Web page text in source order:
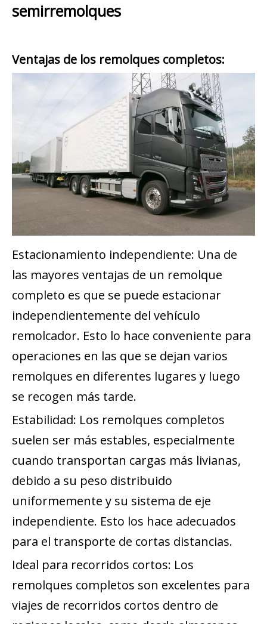
semirremolques
Ventajas de los remolques completos:
Estacionamiento independiente: Una de
las mayores ventajas de un remolque
completo es que se puede estacionar
independientemente del vehículo
remolcador. Esto lo hace conveniente para
operaciones en las que se dejan varios
remolques en diferentes lugares y luego
se recogen más tarde.
Estabilidad: Los remolques completos
suelen ser más estables, especialmente
cuando transportan cargas más livianas,
debido a su peso distribuido
uniformemente y su sistema de eje
independiente. Esto los hace adecuados
para el transporte de cortas distancias.
Ideal para recorridos cortos: Los
remolques completos son excelentes para
viajes de recorridos cortos dentro de